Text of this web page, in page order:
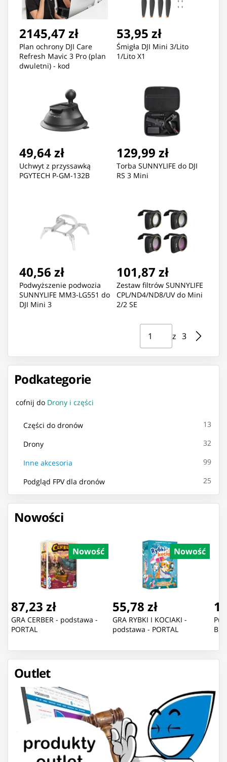
Podkategorie
cofnij do Drony i części
Części do dronów 13
Drony 32
Inne akcesoria 99
Podgląd FPV dla dronów 25
Nowości
Nowość
87,23 zł
GRA CERBER - podstawa -
PORTAL
Nowość
55,78 zł
GRA RYBKI I KOCIAKI -
podstawa - PORTAL
Outlet
2145,47 zł
Plan ochrony DJI Care
Refresh Mavic 3 Pro (plan
dwuletni) - kod
53,95 zł
Śmigła DJI Mini 3/Lito
1/Lito X1
49,64 zł
Uchwyt z przyssawką
PGYTECH P-GM-132B
129,99 zł
Torba SUNNYLIFE do DJI
RS 3 Mini
40,56 zł
Podwyższenie podwozia
SUNNYLIFE MM3-LG551 do
DJI Mini 3
101,87 zł
Zestaw filtrów SUNNYLIFE
CPL/ND4/ND8/UV do Mini
2/2 SE
Strona ⁨1⁩ z ⁨3⁩
z ⁨3⁩
Przejdź do strony